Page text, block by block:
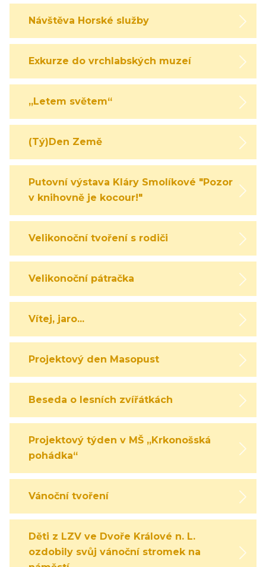
Návštěva Horské služby
Exkurze do vrchlabských muzeí
„Letem světem“
(Tý)Den Země
Putovní výstava Kláry Smolíkové "Pozor,
v knihovně je kocour!"
Velikonoční tvoření s rodiči
Velikonoční pátračka
Vítej, jaro...
Projektový den Masopust
Beseda o lesních zvířátkách
Projektový týden v MŠ „Krkonošská
pohádka“
Vánoční tvoření
Děti z LZV ve Dvoře Králové n. L.
ozdobily svůj vánoční stromek na